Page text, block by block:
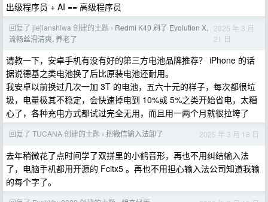
出级程序员 + AI == 高级程序员
回复了 jiejianshiwa 创建的主题 › Redmi K40 刷了 Evolution X,
流畅丝滑清爽, 养老了
2025 年 3 月
21 日
请教一下，安卓手机有没有好的第三方电池品牌推荐？ iPhone 的话
据说德基之类电池换了后比原装电池还耐用。
我安卓以前换过几次一加 3T 的电池，五六十元的样子，每次都很垃
圾，电量极其不稳定，会快速掉电到 10%或 5%之类开始省电，太糟
心了，各种充电方式都试过完全无用，而且用一两个月就很拉垮了
回复了 TUCANA 创建的主题 › 把微信输入法卸了 2025 年 3 月 18 日
去年稍微花了点时间学了双拼里的小鹤音形，再也不用纠结输入法
了，电脑手机都用开源的 Fcitx5 。再也不用担心输入法公司知道我输
的每个字了。